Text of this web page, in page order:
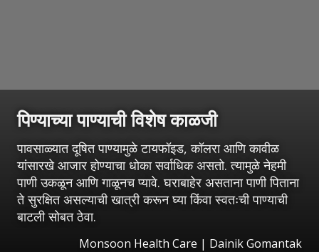
पिण्याच्या पाण्याची विशेष काळजी
पावसाळ्यात दूषित पाण्यामुळे टायफॉइड, कॉलरा आणि कावीळ
यांसारखे आजार होण्याचा धोका सर्वाधिक असतो. त्यामुळे नेहमी
पाणी उकळून आणि गाळूनच प्यावे. घराबाहेर असताना पाणी पिताना
ते सुरक्षित असल्याची खात्री करून घ्या किंवा स्वतःची पाण्याची
बाटली सोबत ठेवा.
Monsoon Health Care | Dainik Gomantak